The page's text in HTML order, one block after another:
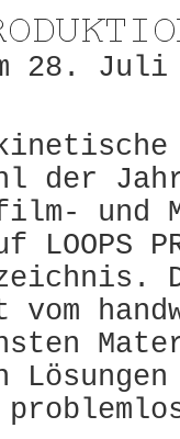
28. Juli
der
und